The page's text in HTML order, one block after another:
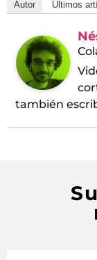
Autor Últimos
también